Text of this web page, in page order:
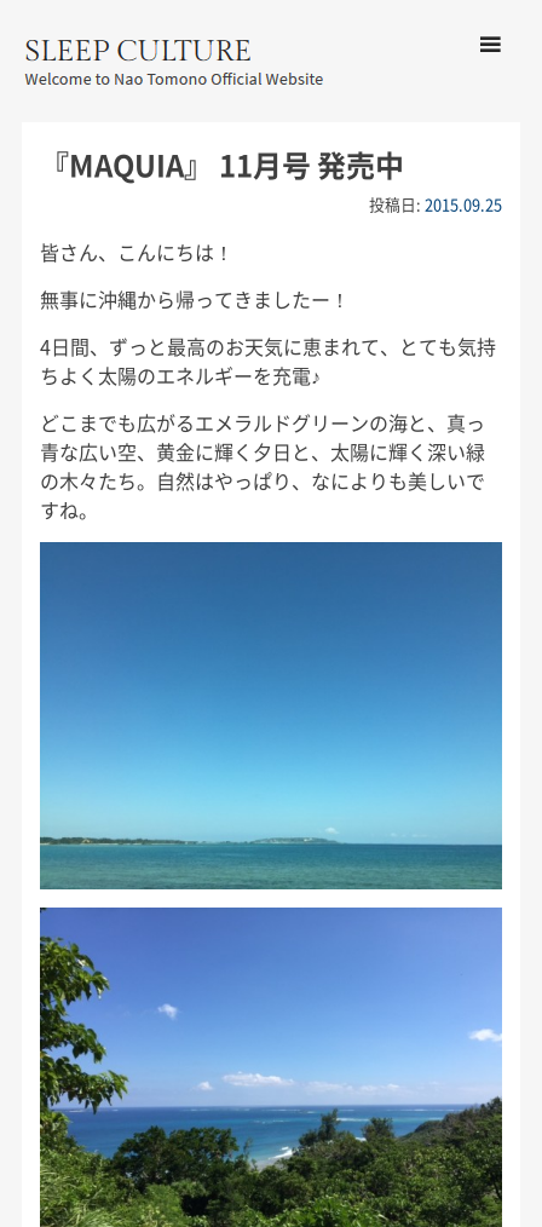
CULTURE
ー
ツへ移動
『MAQUIA』 11月号 発売中
投稿日:2015.09.25
皆さん、こんにちは！
無事に沖縄から帰ってきましたー！
4日間、ずっと最高のお天気に恵まれて、とても気持
ちよく太陽のエネルギーを充電♪
どこまでも広がるエメラルドグリーンの海と、真っ
青な広い空、黄金に輝く夕日と、太陽に輝く深い緑
の木々たち。自然はやっぱり、なによりも美しいで
すね。